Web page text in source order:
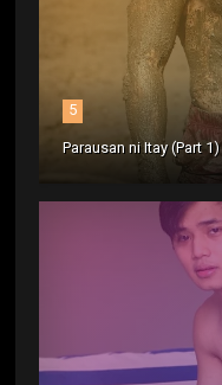
5
Parausan ni Itay (Part 1)